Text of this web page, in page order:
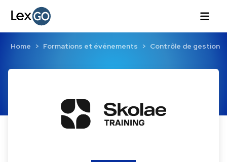
Home Formations et événements Contrôle de gestion